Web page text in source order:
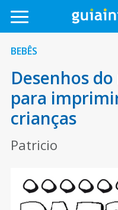
BEBÊS
Desenhos
para
crianças
Patricio